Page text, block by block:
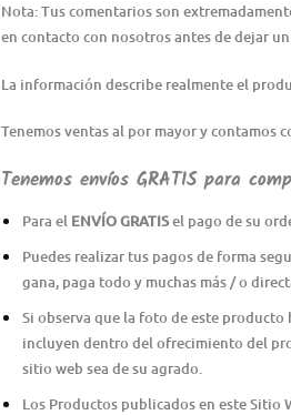
Nota: Tus comentarios son
en contacto con nosotros antes de dejar
La información describe realmente el
Tenemos ventas al por mayor y contamos
Tenemos envíos GRATIS para
Para el ENVÍO GRATISel pago de su
Puedes realizar tus pagos de forma
gana, paga todo y muchas más / o
Si observa que la foto de este
incluyen dentro del ofrecimiento del
sitio web sea de su agrado.
Los Productos publicados en este Sitio